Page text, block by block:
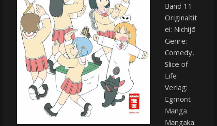
Band 11
Originaltit
el: Nichijō
Genre:
Comedy,
Slice of
Life
Verlag:
Egmont
Manga
Mangaka: